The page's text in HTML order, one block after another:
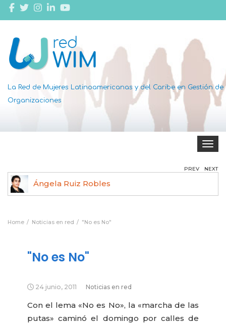
La Red de Mujeres Latinoamericanas y del Caribe en Gestión de
Organizaciones
Toggle
Ángela Ruiz Robles
PREV NEXT
Home Noticias en red "No es No"
"No es No"
24 junio, 2011 Noticias en red
Con el lema «No es No», la «marcha de las
putas» caminó el domingo por calles de